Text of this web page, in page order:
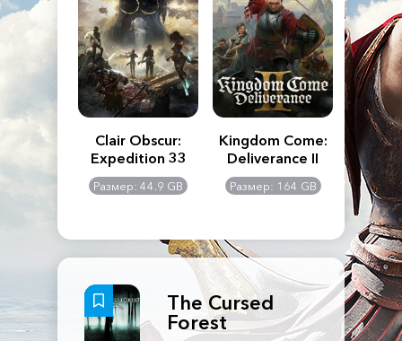
Creed
Clair Obscur:
Expedition 33
Размер: 44.9 GB
Kingdom Come:
Deliverance II
Размер: 164 GB
The
The Cursed
Forest